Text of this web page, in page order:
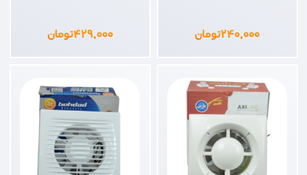
۲۴۰,۰۰۰تومان ۴۲۹,۰۰۰تومان